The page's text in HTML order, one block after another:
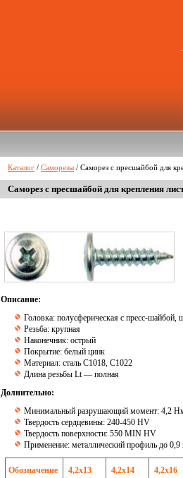
Каталог / Саморезы / Саморез с пресшайбой для
Саморез с пресшайбой для крепления
Описание:
Головка: полусферическая с пресс-
Резьба: крупная
Наконечник: острый
Покрытие: белый цинк
Материал: сталь C1018, С1022
Длина резьбы Lt — полная
Долнительно:
Минимальный разрушающий момент: 4,2
Твердость сердцевины: 240-450 HV
Твердость поверхности: 550 MIN HV
Применение: металлический профиль до
Обозначение 4,2х13 4,2х14 4,2х16